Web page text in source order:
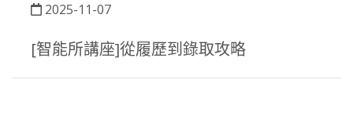
2025-11-07
[智能所講座]從履歷到錄取攻略